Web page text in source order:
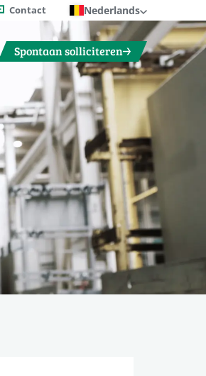
Contact Nederlands
Spontaan solliciteren